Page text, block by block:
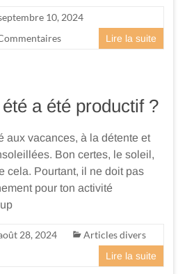
10, 2024
Lire la suite
a été productif ?
aux vacances, à la détente et
Bon certes, le soleil,
cela. Pourtant, il ne doit pas
pour ton activité
28, 2024
Articles divers
Lire la suite